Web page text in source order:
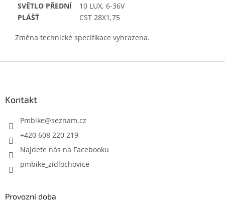
SVĚTLO PŘEDNÍ
10 LUX, 6-36V
PLÁŠŤ
CST 28X1,75
Změna technické specifikace vyhrazena.
Kontakt
Pmbike@seznam.cz
+420 608 220 219
Najdete nás na Facebooku
pmbike_zidlochovice
Provozní doba